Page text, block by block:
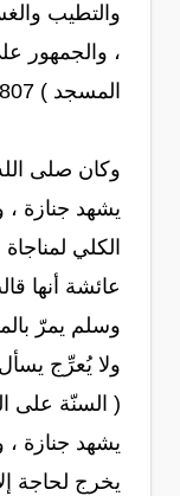
والتطيب
، والجمهور
المسجد ) 4/807 فتح الباري
وكان صلى
يشهد جنازة ،
الكلي
عائشة أنها
وسلم يمرّ
ولا يُعرِّج
( السنّة على
يشهد جنازة ،
يخرج لحاجة